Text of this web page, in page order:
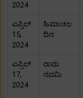
2024
ಏಪ್ರಿಲ್
15,
2024
ಹಿಮಾಚಲ
ದಿನ
ಏಪ್ರಿಲ್
17,
2024
ರಾಮ
ನವಮಿ